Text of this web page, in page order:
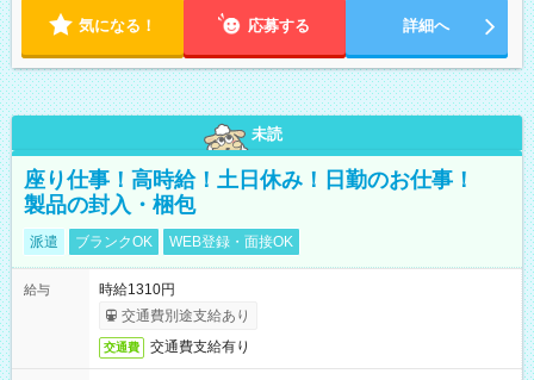
気になる！ 応募する 詳細へ
未読
座り仕事！高時給！土日休み！日勤のお仕事！
製品の封入・梱包
派遣 ブランクOK WEB登録・面接OK
給与
時給1310円
交通費別途支給あり
交通費 交通費支給有り